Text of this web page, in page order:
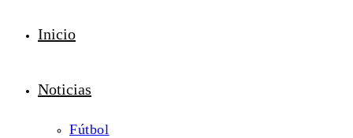
Inicio
Noticias
Fútbol